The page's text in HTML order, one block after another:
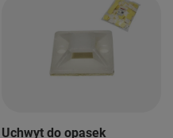
Uchwyt do opasek